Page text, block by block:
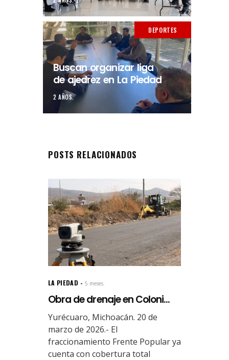
DEPORTES
Buscan organizar liga
de ajedrez en La Piedad
2 AÑOS.
POSTS RELACIONADOS
LA PIEDAD 5 meses.
Obra de drenaje en Coloni...
Yurécuaro, Michoacán. 20 de
marzo de 2026.- El
fraccionamiento Frente Popular ya
cuenta con cobertura total